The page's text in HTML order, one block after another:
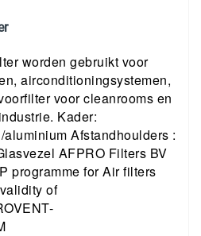
worden gebruikt voor
airconditioningsystemen,
voor cleanrooms en
Kader:
Afstandhoulders :
AFPRO Filters BV
programme for Air filters
of